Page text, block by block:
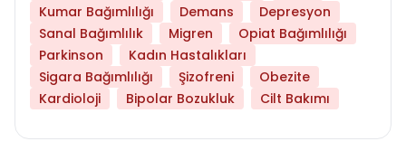
Kumar Bağımlılığı
Demans
Depresyon
Sanal Bağımlılık
Migren
Opiat Bağımlılığı
Parkinson
Kadın Hastalıkları
Sigara Bağımlılığı
Şizofreni
Obezite
Kardioloji
Bipolar Bozukluk Cilt Bakımı